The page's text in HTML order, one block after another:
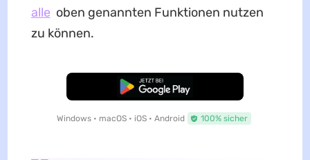
alle oben genannten Funktionen nutzen
zu können.
Kostenloser Download
Windows • macOS • iOS • Android 100% sicher